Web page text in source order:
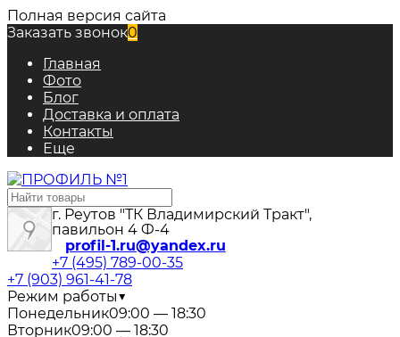
Полная версия сайта
Заказать звонок0
Главная
Фото
Блог
Доставка и оплата
Контакты
Еще
г. Реутов "ТК Владимирский Тракт",
павильон 4 Ф-4
profil-1.ru@yandex.ru
+7 (495) 789-00-35
+7 (903) 961-41-78
Режим работы▼
Понедельник09:00 — 18:30
Вторник09:00 — 18:30